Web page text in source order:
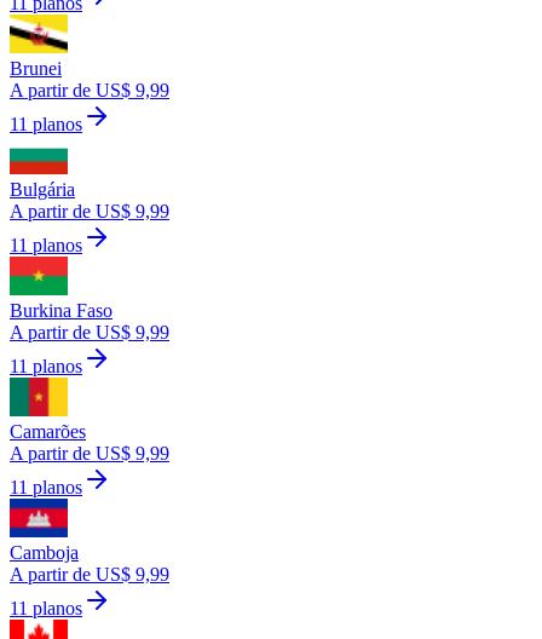
Brunei
A partir de US$ 9,99
11 planos
Bulgária
A partir de US$ 9,99
11 planos
Burkina Faso
A partir de US$ 9,99
11 planos
Camarões
A partir de US$ 9,99
11 planos
Camboja
A partir de US$ 9,99
11 planos